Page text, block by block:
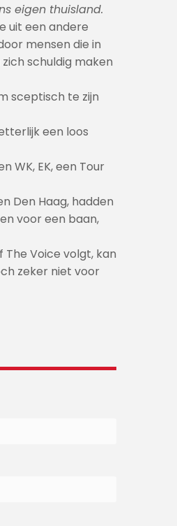
eigen thuisland.
uit een andere
mensen die in
schuldig maken
sceptisch te zijn
een loos
WK, EK, een Tour
Den Haag, hadden
voor een baan,
The Voice volgt, kan
zeker niet voor